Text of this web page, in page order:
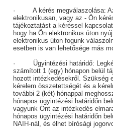
· A kérés megválaszolása: Az
elektronikusan, vagy az - Ön
tájékoztatást a kéréssel
hogy ha Ön elektronikus úton
elektronikus úton fogunk
esetben is van lehetősége más
· Ügyintézési határidő:
számított 1 (egy) hónapon belül
hozott intézkedésekről. Szükség
kérelem összetettségét és a
további 2 (két) hónappal
hónapos ügyintézési határidőn
vagyunk Önt az intézkedés
hónapos ügyintézési határidőn
NAIH-nál, és élhet bírósági